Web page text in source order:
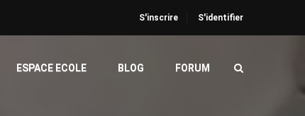
S'inscrire S'identifier
ESPACE ECOLE BLOG FORUM